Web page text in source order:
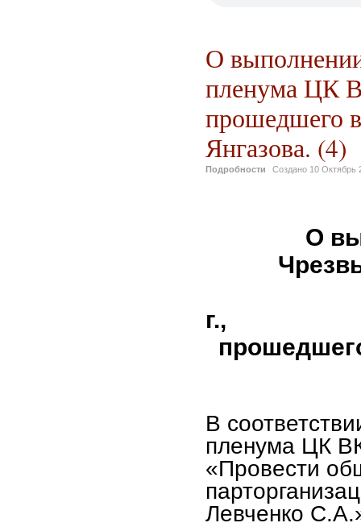
О
пленума ЦК
прошедшего
Янгазова. (4)
Подробности Создано 10 Октябрь
О
г.,
В
пленума ЦК
«Провести
Левченко